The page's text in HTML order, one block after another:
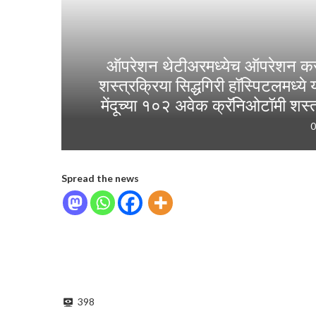
ऑपरेशन थेटीअरमध्येच ऑपरेशन
शस्त्रक्रिया सिद्धगिरी
मेंदूच्या १०२ अवेक क्रॅनिओटॉमी
Spread the news
398